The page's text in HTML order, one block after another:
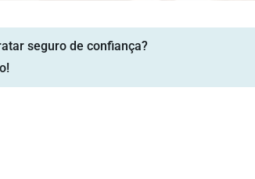
seguro de confiança?